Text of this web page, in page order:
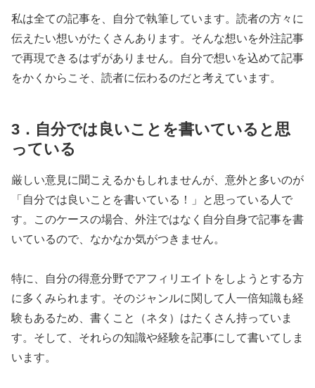
私は全ての記事を、自分で執筆しています。読者の方々に
伝えたい想いがたくさんあります。そんな想いを外注記事
で再現できるはずがありません。自分で想いを込めて記事
をかくからこそ、読者に伝わるのだと考えています。
3．自分では良いことを書いていると思
っている
厳しい意見に聞こえるかもしれませんが、意外と多いのが
「自分では良いことを書いている！」と思っている人で
す。このケースの場合、外注ではなく自分自身で記事を書
いているので、なかなか気がつきません。
特に、自分の得意分野でアフィリエイトをしようとする方
に多くみられます。そのジャンルに関して人一倍知識も経
験もあるため、書くこと（ネタ）はたくさん持っていま
す。そして、それらの知識や経験を記事にして書いてしま
います。